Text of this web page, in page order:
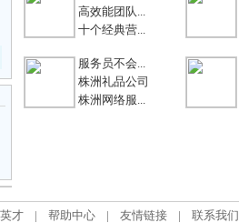
高效能团队...
十个经典营...
服务员不会...
株洲礼品公司
株洲网络服...
才 | 帮助中心 | 友情链接 |
联系我们